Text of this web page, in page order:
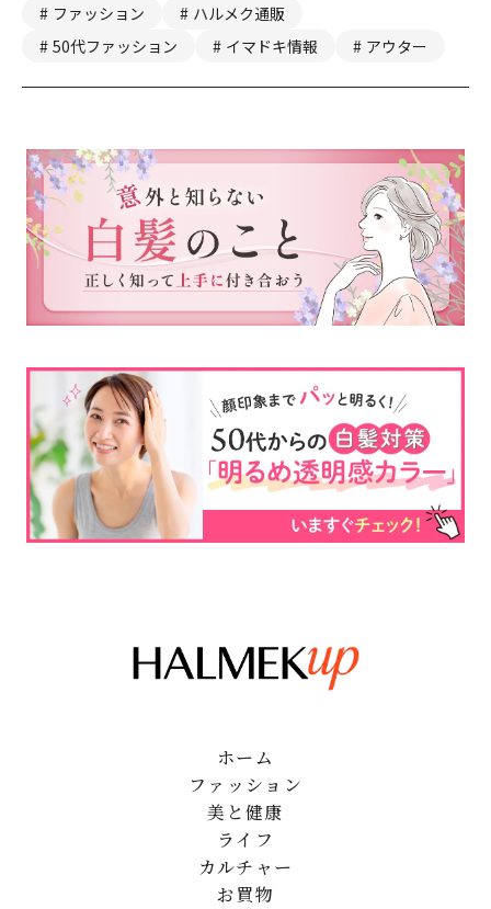
ファッション
ハルメク通販
50代ファッション
イマドキ情報 アウター
ホーム
ファッション
美と健康
ライフ
カルチャー
お買物